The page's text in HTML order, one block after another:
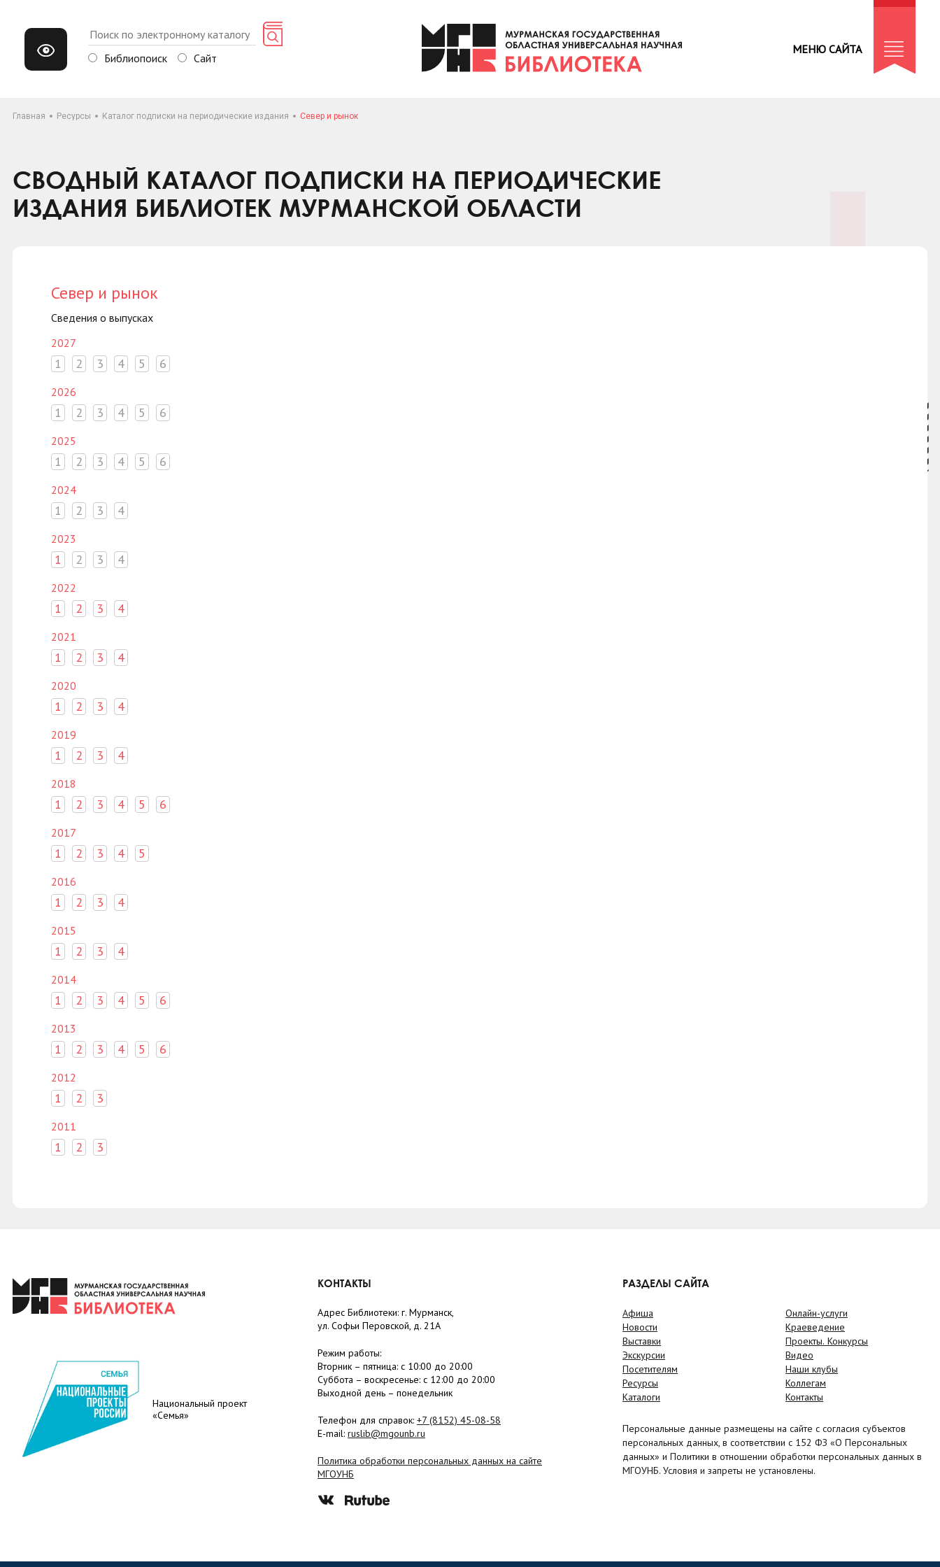
Библиопоиск Сайт
МЕНЮ САЙТА
Главная Ресурсы Каталог подписки на периодические издания Север и рынок
СВОДНЫЙ КАТАЛОГ ПОДПИСКИ НА ПЕРИОДИЧЕСКИЕ
ИЗДАНИЯ БИБЛИОТЕК МУРМАНСКОЙ ОБЛАСТИ
Север и рынок
Сведения о выпусках
2027
1 2 3 4 5 6
2026
1 2 3 4 5 6
2025
1 2 3 4 5 6
2024
1 2 3 4
2023
1 2 3 4
2022
1 2 3 4
2021
1 2 3 4
2020
1 2 3 4
2019
1 2 3 4
2018
1 2 3 4 5 6
2017
1 2 3 4 5
2016
1 2 3 4
2015
1 2 3 4
2014
1 2 3 4 5 6
2013
1 2 3 4 5 6
2012
1 2 3
2011
1 2 3
Национальный проект
«Семья»
КОНТАКТЫ
Адрес Библиотеки: г. Мурманск,
ул. Софьи Перовской, д. 21А
Режим работы:
Вторник – пятница: с 10:00 до 20:00
Суббота – воскресенье: c 12:00 до 20:00
Выходной день – понедельник
Телефон для справок: +7 (8152) 45-08-58
E-mail: ruslib@mgounb.ru
Политика обработки персональных данных на сайте
МГОУНБ
РАЗДЕЛЫ САЙТА
Афиша
Новости
Выставки
Экскурсии
Посетителям
Ресурсы
Каталоги
Онлайн-услуги
Краеведение
Проекты. Конкурсы
Видео
Наши клубы
Коллегам
Контакты
Персональные данные размещены на сайте с согласия субъектов
персональных данных, в соответствии с 152 ФЗ «О Персональных
данных» и Политики в отношении обработки персональных данных в
МГОУНБ. Условия и запреты не установлены.